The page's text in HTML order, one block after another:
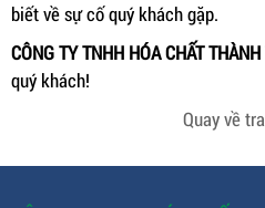
biết về sự cố quý khách gặp.
CÔNG TY TNHH HÓA CHẤT
quý khách!
Quay về